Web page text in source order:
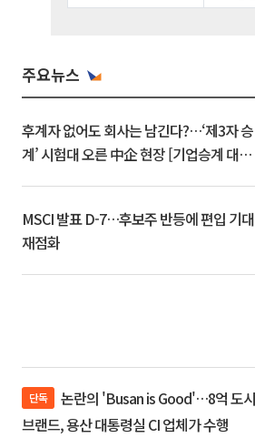
주요뉴스
후계자 없어도 회사는 남긴다?…‘제3자 승
계’ 시험대 오른 中企 현장 [기업승계 대전
MSCI 발표 D-7…후보주 반등에 편입 기대
재점화
단독
브랜드, 용산 대통령실 CI 업체가 수행